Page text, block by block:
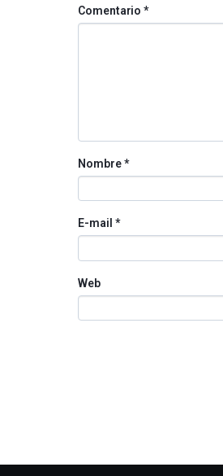
Comentario*
Nombre*
E-mail *
Web